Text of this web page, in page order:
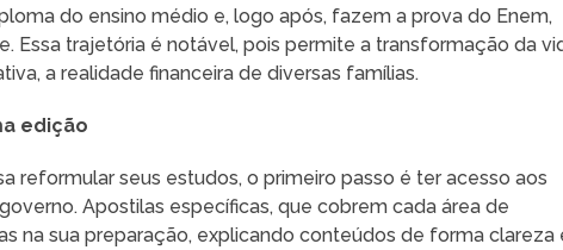
do ensino médio e, logo após, fazem a prova do Enem,
Essa trajetória é notável, pois permite a transformação da
a realidade financeira de diversas famílias.
edição
reformular seus estudos, o primeiro passo é ter acesso aos
Apostilas específicas, que cobrem cada área de
na sua preparação, explicando conteúdos de forma clareza